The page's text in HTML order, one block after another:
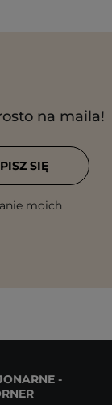
na maila!
moich
SIĘ
-